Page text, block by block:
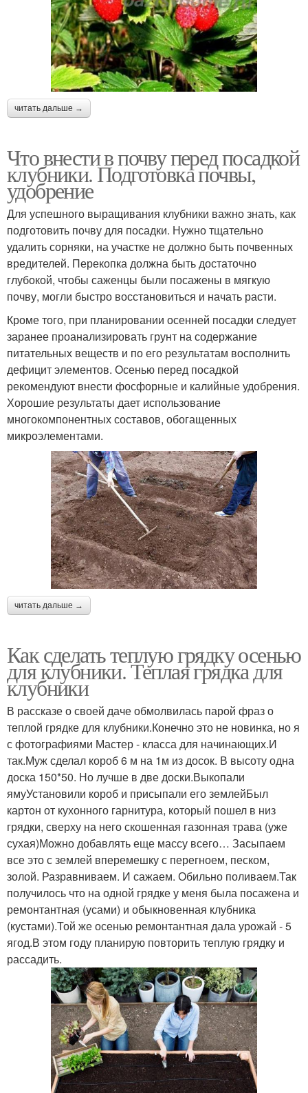
читать дальше →
Что внести в почву перед посадкой
клубники. Подготовка почвы,
удобрение
Для успешного выращивания клубники важно знать, как
подготовить почву для посадки. Нужно тщательно
удалить сорняки, на участке не должно быть почвенных
вредителей. Перекопка должна быть достаточно
глубокой, чтобы саженцы были посажены в мягкую
почву, могли быстро восстановиться и начать расти.
Кроме того, при планировании осенней посадки следует
заранее проанализировать грунт на содержание
питательных веществ и по его результатам восполнить
дефицит элементов. Осенью перед посадкой
рекомендуют внести фосфорные и калийные удобрения.
Хорошие результаты дает использование
многокомпонентных составов, обогащенных
микроэлементами.
читать дальше →
Как сделать теплую грядку осенью
для клубники. Теплая грядка для
клубники
В рассказе о своей даче обмолвилась парой фраз о
теплой грядке для клубники.Конечно это не новинка, но я
с фотографиями Мастер - класса для начинающих.И
так.Муж сделал короб 6 м на 1м из досок. В высоту одна
доска 150*50. Но лучше в две доски.Выкопали
ямуУстановили короб и присыпали его землейБыл
картон от кухонного гарнитура, который пошел в низ
грядки, сверху на него скошенная газонная трава (уже
сухая)Можно добавлять еще массу всего… Засыпаем
все это с землей вперемешку с перегноем, песком,
золой. Разравниваем. И сажаем. Обильно поливаем.Так
получилось что на одной грядке у меня была посажена и
ремонтантная (усами) и обыкновенная клубника
(кустами).Той же осенью ремонтантная дала урожай - 5
ягод.В этом году планирую повторить теплую грядку и
рассадить.